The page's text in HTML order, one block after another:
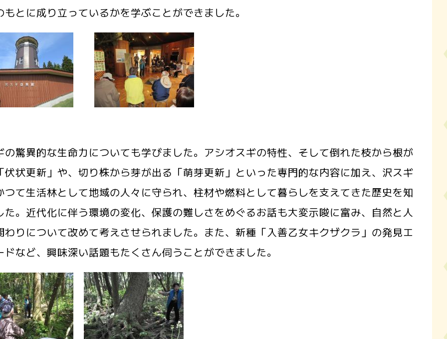
もとに成り立っているかを学ぶことができました。
の驚異的な生命力についても学びました。アシオスギの特性、そして倒れた枝から根が
伏状更新」や、切り株から芽が出る「萌芽更新」といった専門的な内容に加え、沢スギ
つて生活林として地域の人々に守られ、柱材や燃料として暮らしを支えてきた歴史を知
た。近代化に伴う環境の変化、保護の難しさをめぐるお話も大変示唆に富み、自然と人
わりについて改めて考えさせられました。また、新種「入善乙女キクザクラ」の発見エ
ドなど、興味深い話題もたくさん伺うことができました。